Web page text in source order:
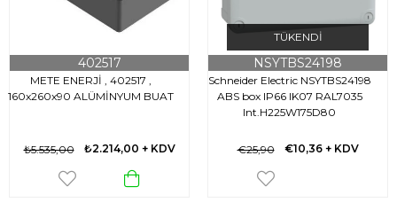
METE ENERJİ , 402517 ,
160x260x90 ALÜMİNYUM BUAT
402517
₺2.214,00 + KDV
₺5.535,00
TÜKENDI
Schneider Electric NSYTBS24198
ABS box IP66 IK07 RAL7035
Int.H225W175D80
H20
NSYTBS24198
€10,36 + KDV
€25,90